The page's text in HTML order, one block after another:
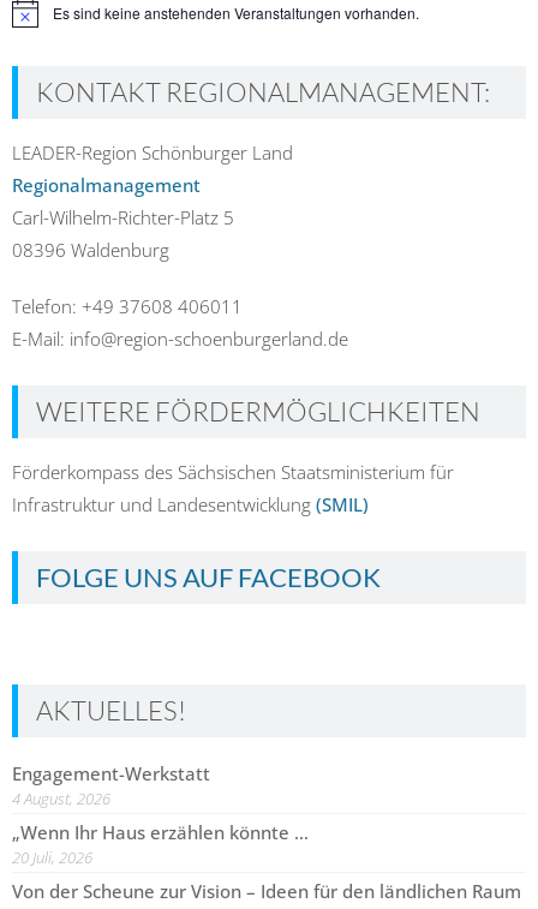
HinweisEs sind keine anstehenden Veranstaltungen vorhanden.
KONTAKT REGIONALMANAGEMENT:
LEADER-Region Schönburger Land
Regionalmanagement
Carl-Wilhelm-Richter-Platz 5
08396 Waldenburg
Telefon: +49 37608 406011
E-Mail: info@region-schoenburgerland.de
WEITERE FÖRDERMÖGLICHKEITEN
Förderkompass des Sächsischen Staatsministerium für
Infrastruktur und Landesentwicklung (SMIL)
FOLGE UNS AUF FACEBOOK
AKTUELLES!
Engagement-Werkstatt
4 August, 2026
„Wenn Ihr Haus erzählen könnte …
20 Juli, 2026
Von der Scheune zur Vision – Ideen für den ländlichen Raum